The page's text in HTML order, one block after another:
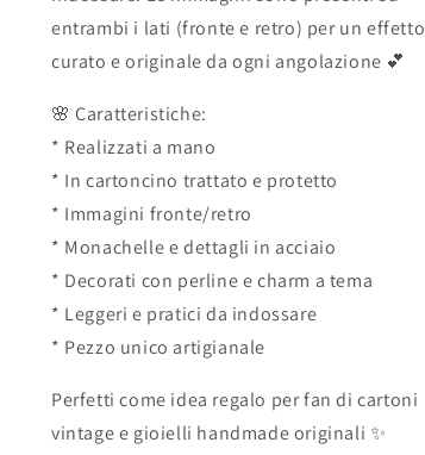
entrambi i lati (fronte e retro) per un effetto
curato e originale da ogni angolazione 💕
🌸 Caratteristiche:
* Realizzati a mano
* In cartoncino trattato e protetto
* Immagini fronte/retro
* Monachelle e dettagli in acciaio
* Decorati con perline e charm a tema
* Leggeri e pratici da indossare
* Pezzo unico artigianale
Perfetti come idea regalo per fan di cartoni
vintage e gioielli handmade originali ✨